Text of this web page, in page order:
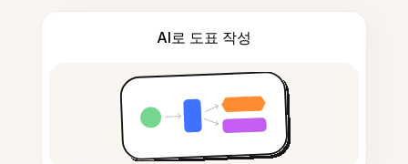
AI로 도표 작성